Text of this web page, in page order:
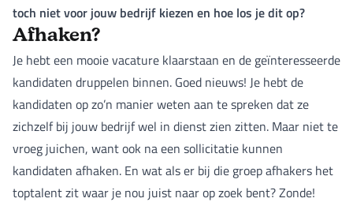
toch niet voor jouw bedrijf kiezen en hoe los je dit op?
Afhaken?
Je hebt een mooie vacature klaarstaan en de geïnteresseerde
kandidaten druppelen binnen. Goed nieuws! Je hebt de
kandidaten op zo’n manier weten aan te spreken dat ze
zichzelf bij jouw bedrijf wel in dienst zien zitten. Maar niet te
vroeg juichen, want ook na een sollicitatie kunnen
kandidaten afhaken. En wat als er bij die groep afhakers het
toptalent zit waar je nou juist naar op zoek bent? Zonde!